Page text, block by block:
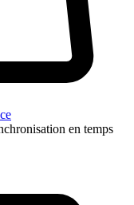
en temps